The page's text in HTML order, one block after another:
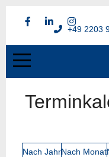
+49 2203
Nach JahrNach Monat